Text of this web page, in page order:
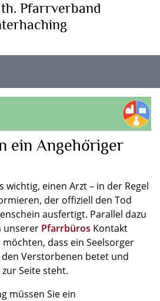
Pfarrverband
ein Angehöriger
wichtig, einen Arzt – in der Regel
der offiziell den Tod
ausfertigt. Parallel dazu
unserer Pfarrbüros Kontakt
dass ein Seelsorger
Verstorbenen betet und
Seite steht.
müssen Sie ein